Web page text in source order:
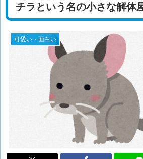
チラという名の小さな解体
可愛い・面白い